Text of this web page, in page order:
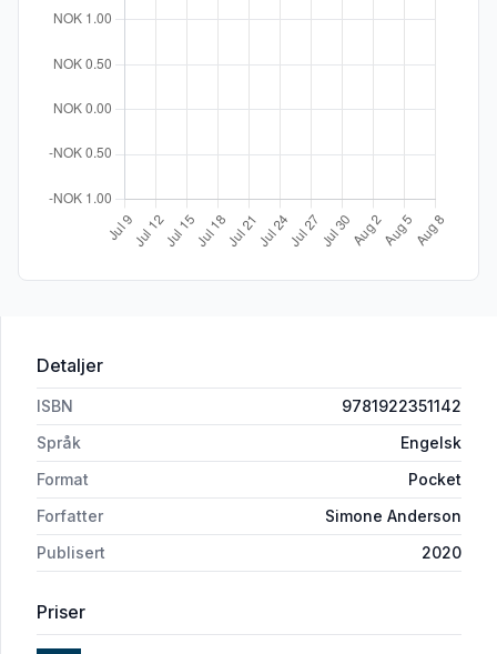
Detaljer
ISBN
9781922351142
Språk
Engelsk
Format
Pocket
Forfatter
Simone Anderson
Publisert
2020
Priser